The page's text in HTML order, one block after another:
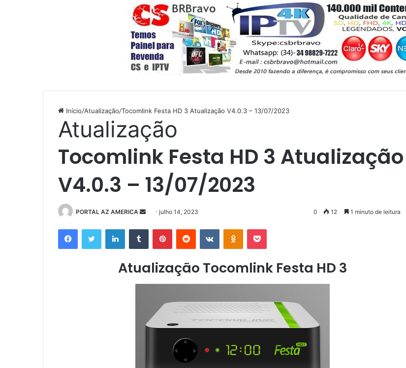
Início/Atualização/Tocomlink Festa HD 3 Atualização V4.0.3 – 13/07/2023
Atualização
Tocomlink Festa HD 3 Atualização
V4.0.3 – 13/07/2023
PORTAL AZ AMERICA
d
u
m
m
julho 14, 2023 0 12 1 minuto de leitura
Atualização Tocomlink Festa HD 3